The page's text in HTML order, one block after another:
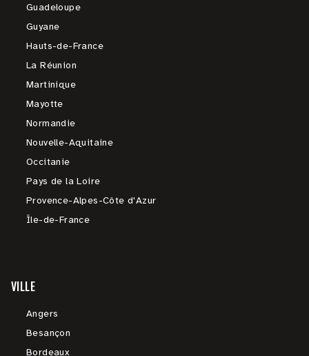
Guadeloupe
Guyane
Hauts-de-France
La Réunion
Martinique
Mayotte
Normandie
Nouvelle-Aquitaine
Occitanie
Pays de la Loire
Provence-Alpes-Côte d'Azur
Île-de-France
VILLE
Angers
Besançon
Bordeaux